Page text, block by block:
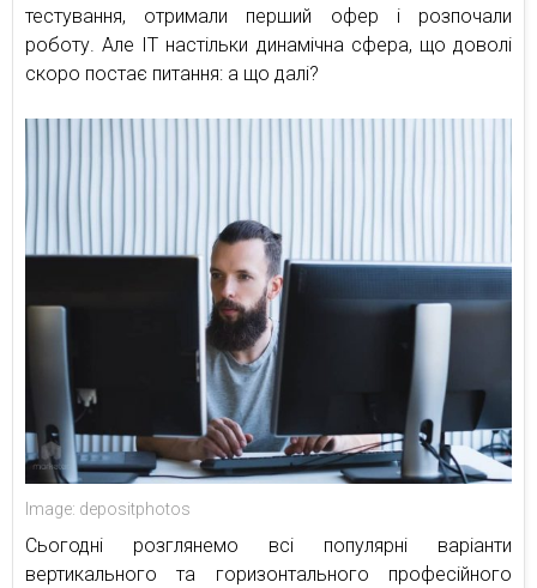
тестування, отримали перший офер і розпочали
роботу. Але IT настільки динамічна сфера, що доволі
скоро постає питання: а що далі?
Image: depositphotos
Сьогодні розглянемо всі популярні варіанти
вертикального та горизонтального професійного